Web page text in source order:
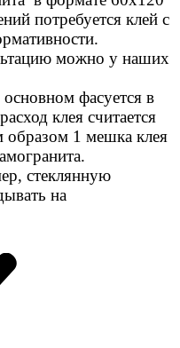
потребуется клей с
можно у наших
фасуется в
клея считается
образом 1 мешка клея
стеклянную
на